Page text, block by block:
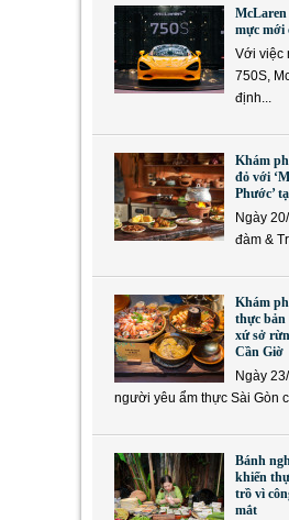
McLaren
mực mới
Với việc
750S,
định...
Khám
đỏ với
Phước’
Ngày
đàm &
Khám
thực bản
xứ sở
Cần Giờ
Ngày
người yêu ẩm thực Sài Gòn
Bánh
khiến
trồ vì
mắt